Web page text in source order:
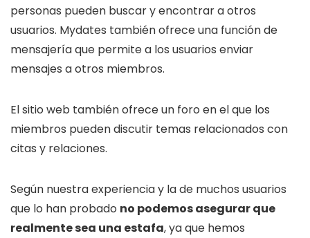
personas pueden buscar y encontrar a otros
usuarios. Mydates también ofrece una función de
mensajería que permite a los usuarios enviar
mensajes a otros miembros.
El sitio web también ofrece un foro en el que los
miembros pueden discutir temas relacionados con
citas y relaciones.
Según nuestra experiencia y la de muchos usuarios
que lo han probado no podemos asegurar que
realmente sea una estafa, ya que hemos